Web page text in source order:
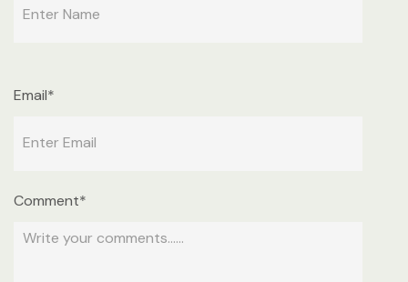
Comment*
Email*